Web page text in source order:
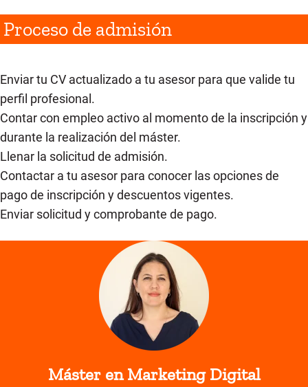
Proceso de admisión
Enviar tu CV actualizado a tu asesor para que valide tu
perfil profesional.
Contar con empleo activo al momento de la inscripción y
durante la realización del máster.
Llenar la solicitud de admisión.
Contactar a tu asesor para conocer las opciones de
pago de inscripción y descuentos vigentes.
Enviar solicitud y comprobante de pago.
Máster en Marketing Digital